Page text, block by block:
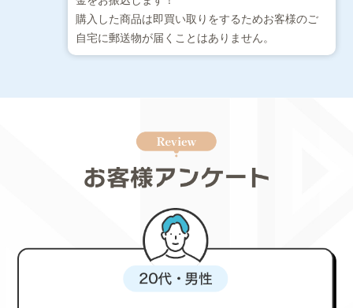
購入した商品は即買い取りをするためお客様のご
自宅に郵送物が届くことはありません。